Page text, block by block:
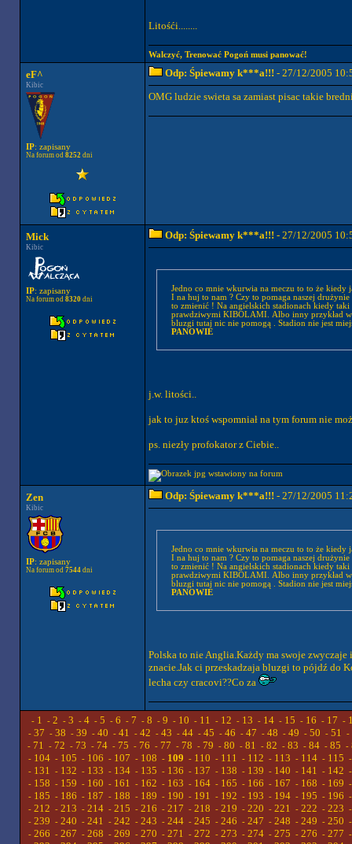
Litośći........
Walczyć, Trenować Pogoń musi panować!
eF^
Kibic
IP: zapisany
Na forum od 8252dni
Odp: Śpiewamy k***a!!! - 27/12/2005
OMG ludzie swieta sa zamiast pisac takie
Mick
Kibic
IP: zapisany
Na forum od 8320dni
Odp: Śpiewamy k***a!!! - 27/12/2005
Jedno co mnie wkurwia na meczu to to że kiedy
I na huj to nam ? Czy to pomaga naszej
to zmienić ! Na angielskich stadionach kiedy
prawdziwymi KIBOLAMI. Albo inny przykład
PANOWIE
j.w. litości..
jak to juz ktoś wspomniał na tym forum nie
ps. niezły profokator z Ciebie..
Zen
Kibic
IP: zapisany
Na forum od 7544dni
Odp: Śpiewamy k***a!!! - 27/12/2005
Jedno co mnie wkurwia na meczu to to że kiedy
I na huj to nam ? Czy to pomaga naszej
to zmienić ! Na angielskich stadionach kiedy
prawdziwymi KIBOLAMI. Albo inny przykład
PANOWIE
Polska to nie Anglia.Każdy ma swoje
znacie.Jak ci przeskadzaja bluzgi to pójdź do
lecha czy cracovi??Co za
- 1 - 2 - 3 - 4 - 5 - 6 - 7 - 8 - 9 - 10 - 11 - 12 - 13 - 14 - 15 - 16 - 17 -
- 37 - 38 - 39 - 40 - 41 - 42 - 43 - 44- 45 - 46 - 47 - 48 - 49 - 50 - 51 -
- 71 - 72 - 73 - 74 - 75 - 76 - 77 - 78 - 79 - 80 - 81 - 82 - 83 - 84 - 85 -
- 104- 105 - 106 - 107 - 108 - 109 - 110 - 111 - 112 - 113 - 114- 115
- 131 - 132 - 133 - 134- 135 - 136 - 137 - 138 - 139 - 140 - 141 - 142
- 158 - 159 - 160 - 161 - 162 - 163 - 164- 165 - 166 - 167 - 168 - 169
- 185 - 186 - 187 - 188 - 189 - 190 - 191 - 192 - 193 - 194- 195 - 196
- 212 - 213 - 214- 215 - 216 - 217 - 218 - 219 - 220 - 221 - 222 - 223
- 239 - 240 - 241 - 242 - 243 - 244- 245 - 246 - 247 - 248 - 249 - 250
- 266 - 267 - 268 - 269 - 270 - 271 - 272 - 273 - 274- 275 - 276 - 277